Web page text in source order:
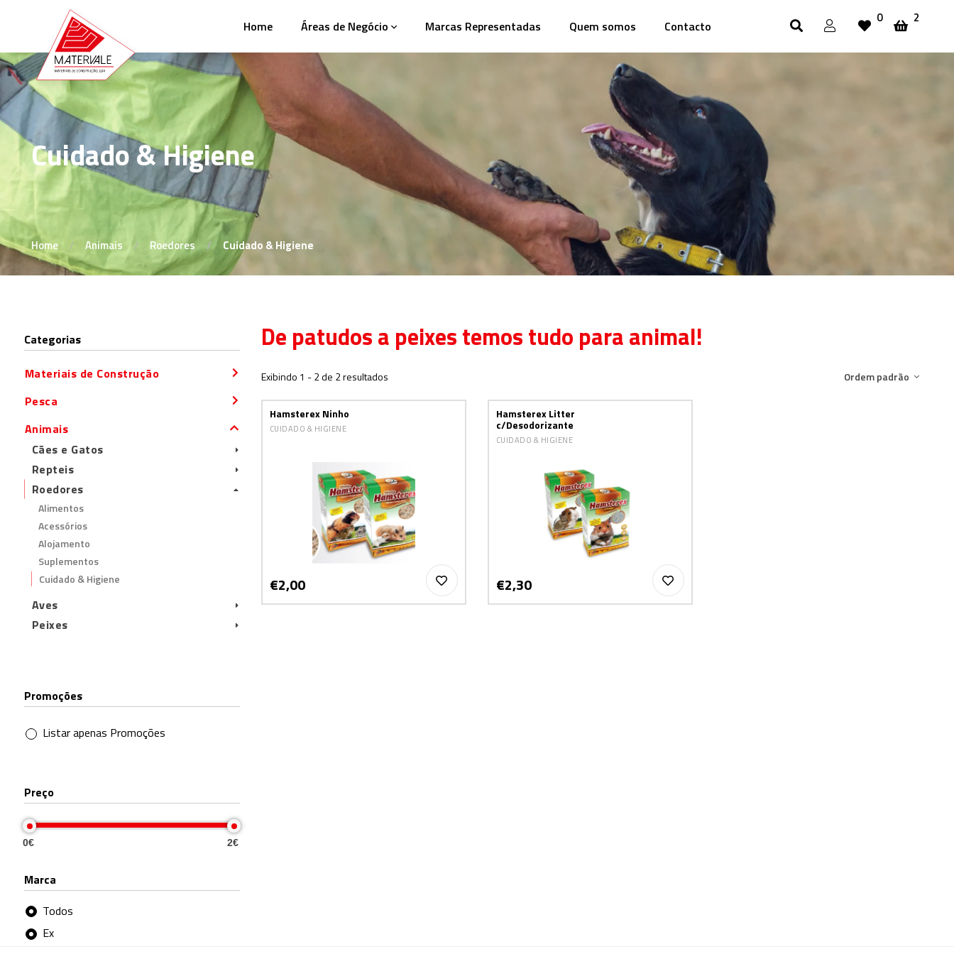
Home Áreas de Negócio Marcas Representadas Quem somos Contacto
0 2
Cuidado & Higiene
Home Animais Roedores Cuidado & Higiene
Categorias
Materiais de Construção
Pesca
Animais
Cães e Gatos
Repteis
Roedores
Alimentos
Acessórios
Alojamento
Suplementos
Cuidado & Higiene
Aves
Peixes
Promoções
Listar apenas Promoções
Preço
0€ 2€
Marca
Todos
Ex
De patudos a peixes temos tudo para animal!
Exibindo 1 - 2 de 2 resultados Ordem padrão
Hamsterex Ninho
CUIDADO & HIGIENE
€2,00
Hamsterex Litter
c/Desodorizante
CUIDADO & HIGIENE
€2,30